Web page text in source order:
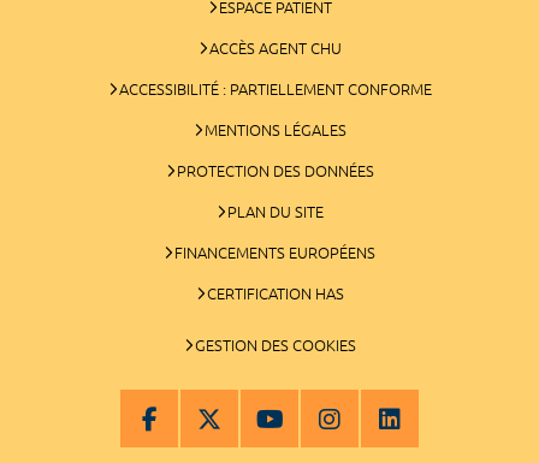
ESPACE PATIENT
ACCÈS AGENT CHU
ACCESSIBILITÉ : PARTIELLEMENT CONFORME
MENTIONS LÉGALES
PROTECTION DES DONNÉES
PLAN DU SITE
FINANCEMENTS EUROPÉENS
CERTIFICATION HAS
GESTION DES COOKIES